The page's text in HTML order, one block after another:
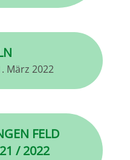
März 2022
FELD
/ 2022